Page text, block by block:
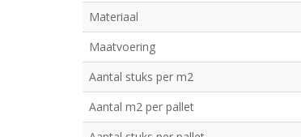
Materiaal
Maatvoering
Aantal stuks per m2
Aantal m2 per pallet